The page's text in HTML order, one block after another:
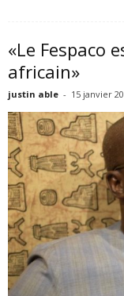
«Le Fespaco
africain»
justin able - 15 janvier